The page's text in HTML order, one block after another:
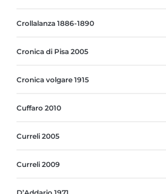
Crollalanza 1886-1890
Cronica di Pisa 2005
Cronica volgare 1915
Cuffaro 2010
Curreli 2005
Curreli 2009